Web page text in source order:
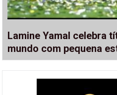
Lamine Yamal celebra
mundo com pequena